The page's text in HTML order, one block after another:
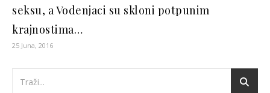
seksu, a Vodenjaci su skloni potpunim
krajnostima…
25 Juna, 2016